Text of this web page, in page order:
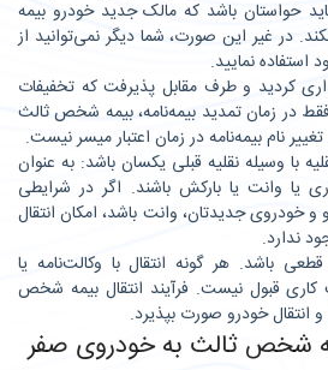
حواستان باشد که مالک جدید خودرو بیمه
در غیر این صورت، شما دیگر نمی‌توانید از
نمایید.
کردید و طرف مقابل پذیرفت که تخفیفات
در زمان تمدید بیمه‌نامه، بیمه شخص ثالث
نام بیمه‌نامه در زمان اعتبار میسر نیست.
با وسیله نقلیه قبلی یکسان باشد: به عنوان
یا وانت یا بارکش باشند. اگر در شرایطی
خودروی جدیدتان، وانت باشد، امکان انتقال
ندارد.
باشد. هر گونه انتقال با وکالت‌نامه یا
کاری قبول نیست. فرآیند انتقال بیمه شخص
خودرو صورت بپذیرد.
شخص ثالث به خودروی صفر